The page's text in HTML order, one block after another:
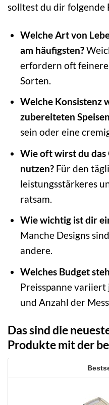
solltest du dir folgende
Welche Art von
am häufigsten?
erfordern oft
Sorten.
Welche Konsistenz
zubereiteten
sein oder eine
Wie oft wirst du
nutzen?Für den
leistungsstärkeres
ratsam.
Wie wichtig ist dir
Manche Designs
andere.
Welches Budget
Preisspanne variiert
und Anzahl der
Das sind die
Produkte mit der